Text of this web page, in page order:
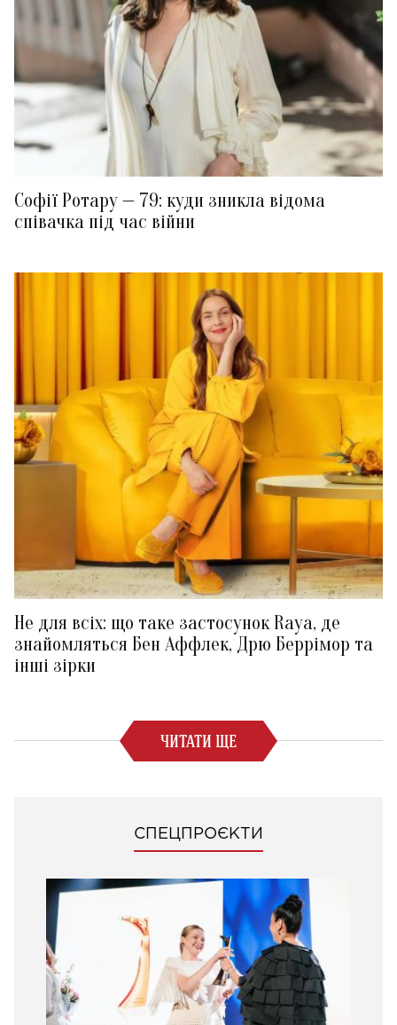
Софії Ротару — 79: куди зникла відома
співачка під час війни
Не для всіх: що таке застосунок Raya, де
знайомляться Бен Аффлек, Дрю Беррімор та
інші зірки
ЧИТАТИ ЩЕ
СПЕЦПРОЄКТИ